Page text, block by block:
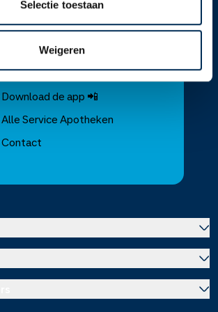
Selectie toestaan
Weigeren
ServiceApotheek
Service Apotheek home
Vind je apotheek
Download de app 📲
Alle Service Apotheken
Contact